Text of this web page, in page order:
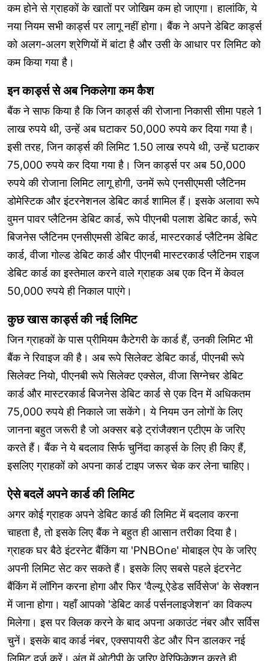
कम होने से ग्राहकों के खातों पर जोखिम कम हो जाएगा। हालांकि, ये
नया नियम सभी कार्ड्स पर लागू नहीं होगा। बैंक ने अपने डेबिट कार्ड्स
को अलग-अलग श्रेणियों में बांटा है और उसी के आधार पर लिमिट को
कम किया गया है।
इन कार्ड्स से अब निकलेगा कम कैश
बैंक ने साफ किया है कि जिन कार्ड्स की रोजाना निकासी सीमा पहले 1
लाख रुपये थी, उन्हें अब घटाकर 50,000 रुपये कर दिया गया है।
इसी तरह, जिन कार्ड्स की लिमिट 1.50 लाख रुपये थी, उन्हें घटाकर
75,000 रुपये कर दिया गया है। जिन कार्ड्स पर अब 50,000
रुपये की रोजाना लिमिट लागू होगी, उनमें रूपे एनसीएमसी प्लैटिनम
डोमेस्टिक और इंटरनेशनल डेबिट कार्ड शामिल हैं। इसके अलावा रूपे
वुमन पावर प्लैटिनम डेबिट कार्ड, रूपे पीएनबी पलाश डेबिट कार्ड, रूपे
बिजनेस प्लैटिनम एनसीएमसी डेबिट कार्ड, मास्टरकार्ड प्लैटिनम डेबिट
कार्ड, वीजा गोल्ड डेबिट कार्ड और पीएनबी मास्टरकार्ड प्लैटिनम राइज
डेबिट कार्ड का इस्तेमाल करने वाले ग्राहक अब एक दिन में केवल
50,000 रुपये ही निकाल पाएंगे।
कुछ खास कार्ड्स की नई लिमिट
जिन ग्राहकों के पास प्रीमियम कैटेगरी के कार्ड हैं, उनकी लिमिट भी
बैंक ने रिवाइज की है। अब रूपे सिलेक्ट डेबिट कार्ड, पीएनबी रूपे
सिलेक्ट नियो, पीएनबी रूपे सिलेक्ट एक्सेल, वीजा सिग्नेचर डेबिट
कार्ड और मास्टरकार्ड बिजनेस डेबिट कार्ड से एक दिन में अधिकतम
75,000 रुपये ही निकाले जा सकेंगे। ये नियम उन लोगों के लिए
जानना बहुत जरूरी है जो अक्सर बड़े ट्रांजैक्शन एटीएम के जरिए
करते हैं। बैंक ने ये बदलाव सिर्फ चुनिंदा कार्ड्स के लिए ही किए हैं,
इसलिए ग्राहकों को अपना कार्ड टाइप जरूर चेक कर लेना चाहिए।
ऐसे बदलें अपने कार्ड की लिमिट
अगर कोई ग्राहक अपने डेबिट कार्ड की लिमिट में बदलाव करना
चाहता है, तो इसके लिए बैंक ने बहुत ही आसान तरीका दिया है।
ग्राहक घर बैठे इंटरनेट बैंकिंग या 'PNBOne' मोबाइल ऐप के जरिए
अपनी लिमिट सेट कर सकते हैं। इसके लिए सबसे पहले इंटरनेट
बैंकिंग में लॉगिन करना होगा और फिर 'वैल्यू ऐडेड सर्विसेज' के सेक्शन
में जाना होगा। यहाँ आपको 'डेबिट कार्ड पर्सनलाइजेशन' का विकल्प
मिलेगा। इस पर क्लिक करने के बाद अपना अकाउंट नंबर और सर्विस
चुनें। इसके बाद कार्ड नंबर, एक्सपायरी डेट और पिन डालकर नई
लिमिट दर्ज करें। अंत में ओटीपी के जरिए वेरिफिकेशन करते ही